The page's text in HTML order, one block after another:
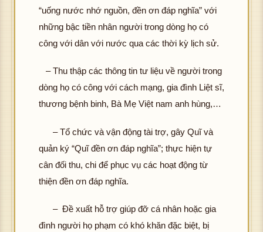
“uống nước nhớ nguồn, đền ơn đáp nghĩa” với
những bậc tiền nhân người trong dòng họ có
công với dân với nước qua các thời kỳ lịch sử.
– Thu thập các thông tin tư liệu về người trong
dòng họ có công với cách mạng, gia đình Liệt sĩ,
thương bệnh binh, Bà Mẹ Việt nam anh hùng,…
– Tổ chức và vận động tài trợ, gây Quĩ và
quản ký “Quĩ đền ơn đáp nghĩa”; thực hiện tự
cân đối thu, chi để phục vụ các hoạt động từ
thiện đền ơn đáp nghĩa.
– Đề xuất hỗ trợ giúp đỡ cá nhân hoặc gia
đình người họ phạm có khó khăn đặc biệt, bị